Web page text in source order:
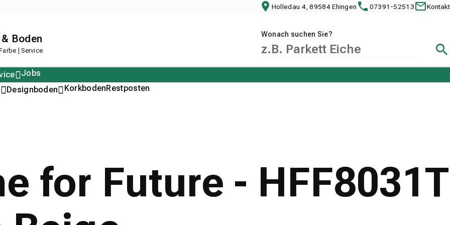
Holledau 4, 89584 Ehingen 07391-52513 Kontakt
Boden
| Service
Wonach suchen Sie?
Designboden KorkbodenRestposten
Jobs
for Future - HFF8031T